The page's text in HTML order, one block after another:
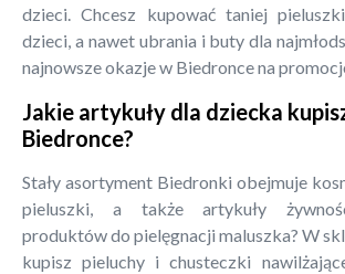
dzieci. Chcesz kupować taniej
dzieci, a nawet ubrania i buty dla
najnowsze okazje w Biedronce na
Jakie artykuły dla dziecka
Biedronce?
Stały asortyment Biedronki obejmuje
pieluszki, a także artykuły
produktów do pielęgnacji maluszka? W
kupisz pieluchy i chusteczki